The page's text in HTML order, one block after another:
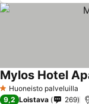
1 Tähtiluokitus
Huoneisto palveluilla
Mylos Hotel
9,2 Loistava 269